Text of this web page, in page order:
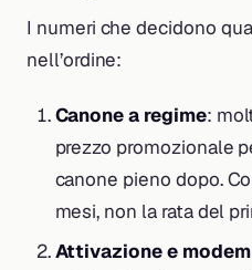
I numeri che decidono
nell’ordine:
Canone a regime:
prezzo promozionale
canone pieno dopo.
mesi, non la rata del
Attivazione e modem